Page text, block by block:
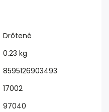
Drôtené
0.23 kg
8595126903493
17002
97040